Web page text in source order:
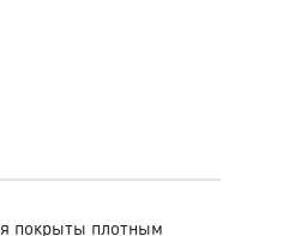
покрыты плотным